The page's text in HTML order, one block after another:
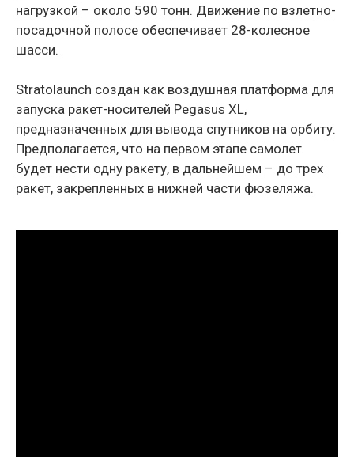
нагрузкой – около 590 тонн. Движение по взлетно-
посадочной полосе обеспечивает 28-колесное
шасси.
Stratolaunch создан как воздушная платформа для
запуска ракет-носителей Pegasus XL,
предназначенных для вывода спутников на орбиту.
Предполагается, что на первом этапе самолет
будет нести одну ракету, в дальнейшем – до трех
ракет, закрепленных в нижней части фюзеляжа.